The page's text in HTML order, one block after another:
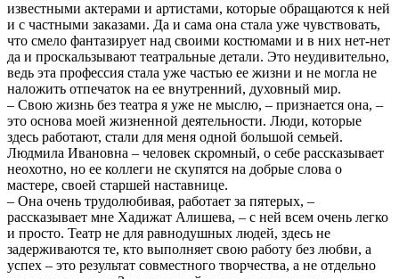
известными актерами и артистами, которые обращаются к ней
и с частными заказами. Да и сама она стала уже чувствовать,
что смело фантазирует над своими костюмами и в них нет-нет
да и проскальзывают театральные детали. Это неудивительно,
ведь эта профессия стала уже частью ее жизни и не могла не
наложить отпечаток на ее внутренний, духовный мир.
– Свою жизнь без театра я уже не мыслю, – признается она, –
это основа моей жизненной деятельности. Люди, которые
здесь работают, стали для меня одной большой семьей.
Людмила Ивановна – человек скромный, о себе рассказывает
неохотно, но ее коллеги не скупятся на добрые слова о
мастере, своей старшей наставнице.
– Она очень трудолюбивая, работает за пятерых, –
рассказывает мне Хадижат Алишева, – с ней всем очень легко
и просто. Театр не для равнодушных людей, здесь не
задерживаются те, кто выполняет свою работу без любви, а
успех – это результат совместного творчества, а не отдельно